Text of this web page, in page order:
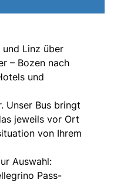
Linz über
– Bozen nach
und
Unser Bus bringt
jeweils vor Ort
von Ihrem
Auswahl:
Pass-